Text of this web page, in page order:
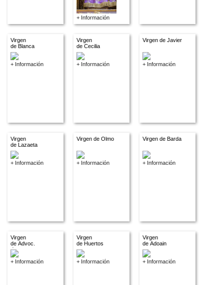
+ Información
Virgen
de Blanca
+ Información
Virgen
de Cecilia
+ Información
Virgen de Javier
+ Información
Virgen
de Lazaeta
+ Información
Virgen de Olmo
+ Información
Virgen de Barda
+ Información
Virgen
de Advoc.
descon.
+ Información
Virgen
de Huertos
+ Información
Virgen
de Adoain
+ Información